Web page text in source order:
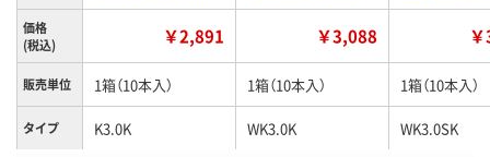
価格
(税込)
￥2,891 ￥3,088
販売単位 1箱（10本入） 1箱（10本入） 1箱（10本入）
タイプ K3.0K WK3.0K WK3.0SK